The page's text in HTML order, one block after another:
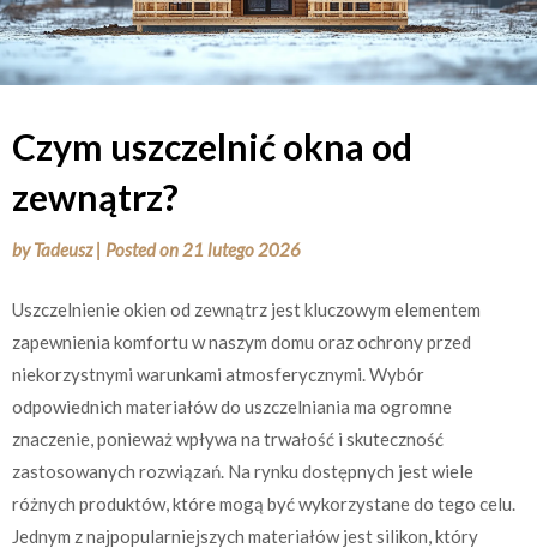
Czym uszczelnić okna od
zewnątrz?
byTadeusz | Posted on21 lutego 2026
Uszczelnienie okien od zewnątrz jest kluczowym elementem
zapewnienia komfortu w naszym domu oraz ochrony przed
niekorzystnymi warunkami atmosferycznymi. Wybór
odpowiednich materiałów do uszczelniania ma ogromne
znaczenie, ponieważ wpływa na trwałość i skuteczność
zastosowanych rozwiązań. Na rynku dostępnych jest wiele
różnych produktów, które mogą być wykorzystane do tego celu.
Jednym z najpopularniejszych materiałów jest silikon, który